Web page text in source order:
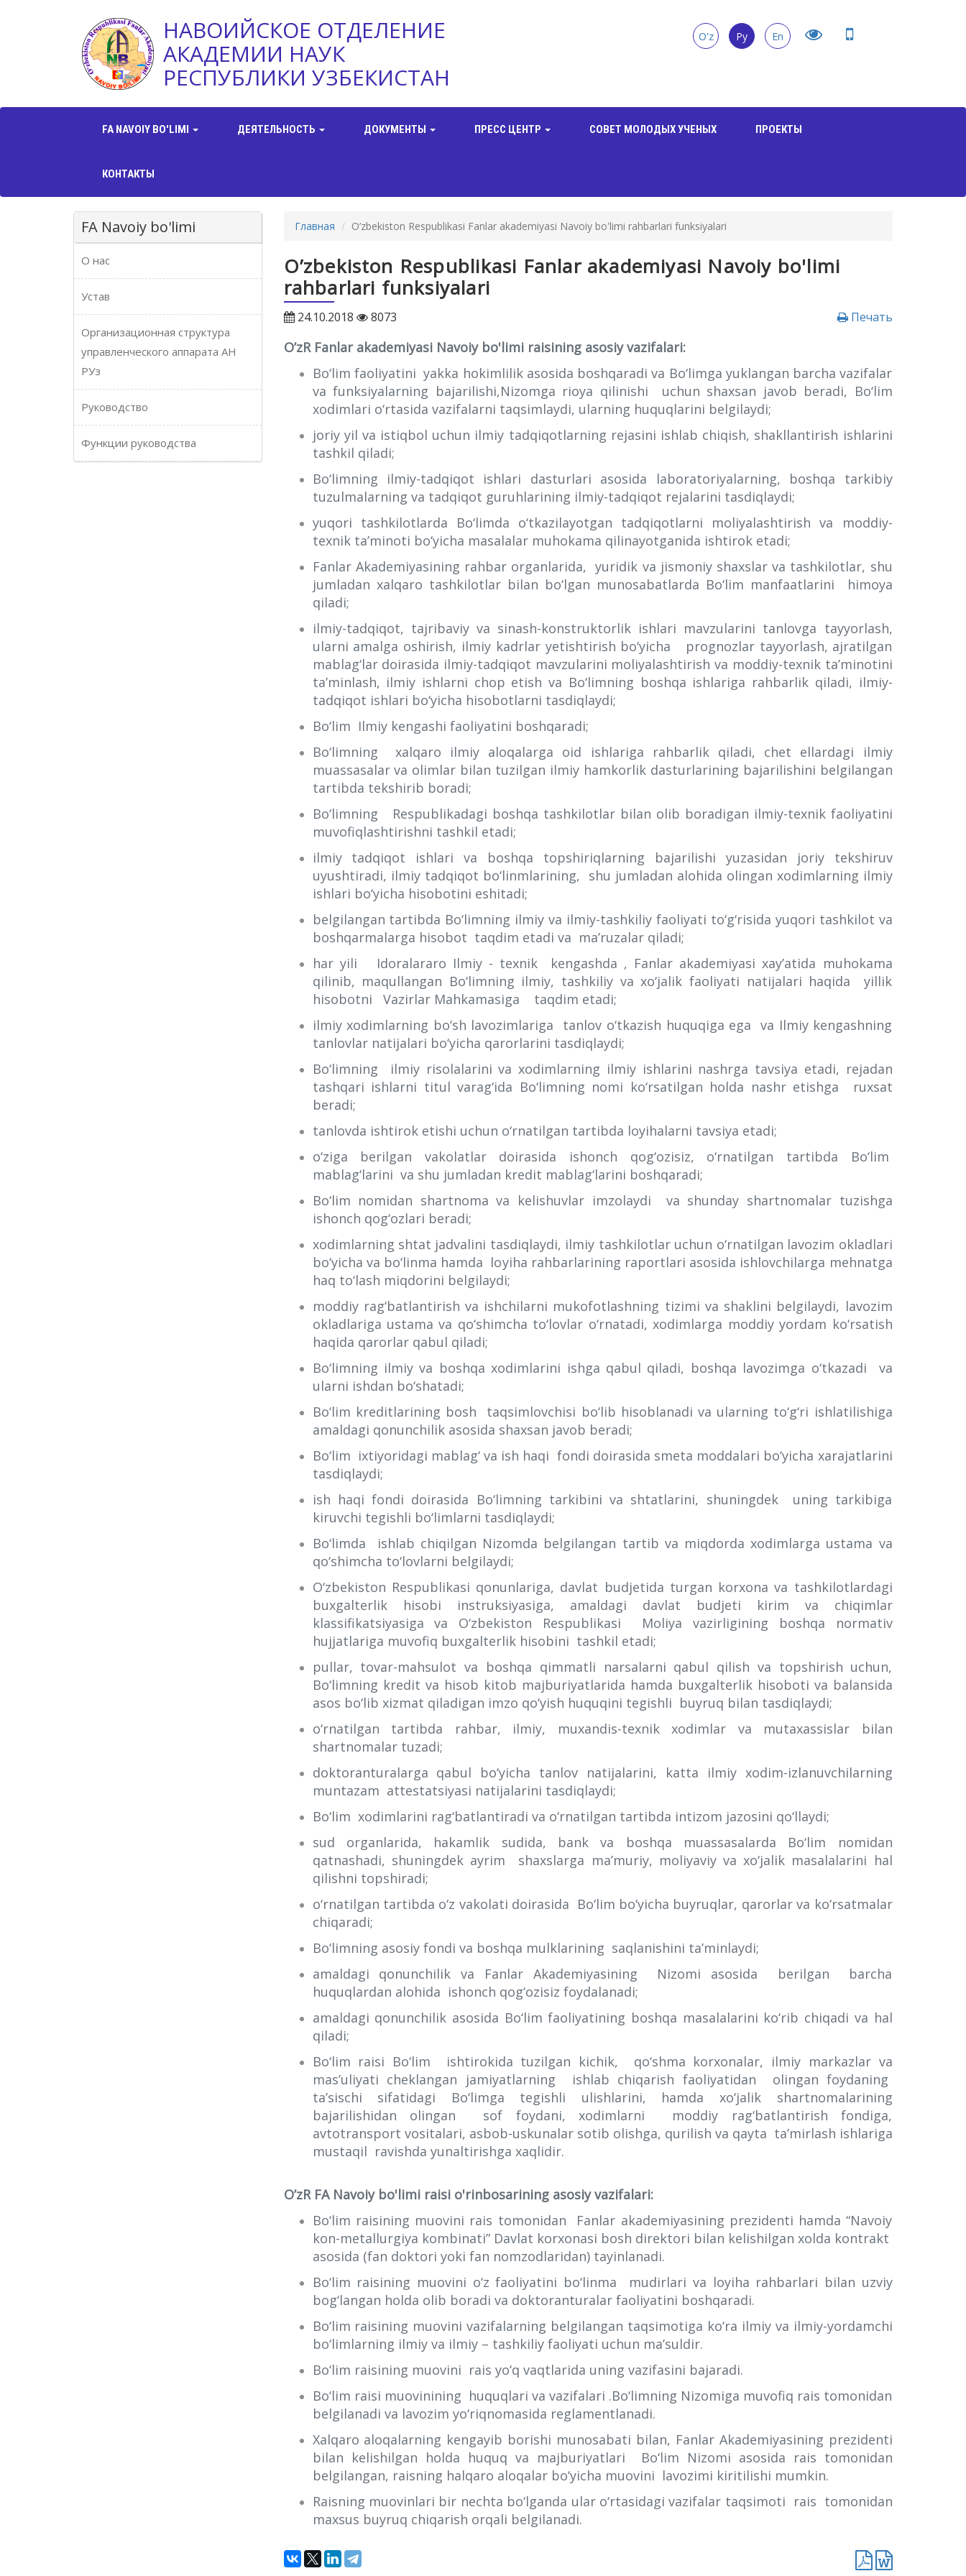
НАВОИЙСКОЕ ОТДЕЛЕНИЕ
АКАДЕМИИ НАУК
РЕСПУБЛИКИ УЗБЕКИСТАН
O'z Ру En
FA NAVOIY BO'LIMI ДЕЯТЕЛЬНОСТЬ ДОКУМЕНТЫ ПРЕСС ЦЕНТР СОВЕТ МОЛОДЫХ УЧЕНЫХ ПРОЕКТЫ
КОНТАКТЫ
FA Navoiy bo'limi
О нас
Устав
Организационная структура
управленческого аппарата АН
РУз
Руководство
Функции руководства
Главная O’zbekiston Respublikasi Fanlar akademiyasi Navoiy bo'limi rahbarlari funksiyalari
O’zbekiston Respublikasi Fanlar akademiyasi Navoiy bo'limi
rahbarlari funksiyalari
24.10.2018 8073 Печать
O’zR Fanlar akademiyasi Navoiy bo'limi raisining asosiy vazifalari:
Bo‘lim faoliyatini yakka hokimlilik asosida boshqaradi va Bo‘limga yuklangan barcha vazifalar
va funksiyalarning bajarilishi,Nizomga rioya qilinishi uchun shaxsan javob beradi, Bo‘lim
xodimlari o‘rtasida vazifalarni taqsimlaydi, ularning huquqlarini belgilaydi;
joriy yil va istiqbol uchun ilmiy tadqiqotlarning rejasini ishlab chiqish, shakllantirish ishlarini
tashkil qiladi;
Bo‘limning ilmiy-tadqiqot ishlari dasturlari asosida laboratoriyalarning, boshqa tarkibiy
tuzulmalarning va tadqiqot guruhlarining ilmiy-tadqiqot rejalarini tasdiqlaydi;
yuqori tashkilotlarda Bo‘limda o‘tkazilayotgan tadqiqotlarni moliyalashtirish va moddiy-
texnik ta’minoti bo‘yicha masalalar muhokama qilinayotganida ishtirok etadi;
Fanlar Akademiyasining rahbar organlarida, yuridik va jismoniy shaxslar va tashkilotlar, shu
jumladan xalqaro tashkilotlar bilan bo‘lgan munosabatlarda Bo‘lim manfaatlarini himoya
qiladi;
ilmiy-tadqiqot, tajribaviy va sinash-konstruktorlik ishlari mavzularini tanlovga tayyorlash,
ularni amalga oshirish, ilmiy kadrlar yetishtirish bo‘yicha prognozlar tayyorlash, ajratilgan
mablag‘lar doirasida ilmiy-tadqiqot mavzularini moliyalashtirish va moddiy-texnik ta’minotini
ta’minlash, ilmiy ishlarni chop etish va Bo‘limning boshqa ishlariga rahbarlik qiladi, ilmiy-
tadqiqot ishlari bo‘yicha hisobotlarni tasdiqlaydi;
Bo‘lim Ilmiy kengashi faoliyatini boshqaradi;
Bo‘limning xalqaro ilmiy aloqalarga oid ishlariga rahbarlik qiladi, chet ellardagi ilmiy
muassasalar va olimlar bilan tuzilgan ilmiy hamkorlik dasturlarining bajarilishini belgilangan
tartibda tekshirib boradi;
Bo‘limning Respublikadagi boshqa tashkilotlar bilan olib boradigan ilmiy-texnik faoliyatini
muvofiqlashtirishni tashkil etadi;
ilmiy tadqiqot ishlari va boshqa topshiriqlarning bajarilishi yuzasidan joriy tekshiruv
uyushtiradi, ilmiy tadqiqot bo‘linmlarining, shu jumladan alohida olingan xodimlarning ilmiy
ishlari bo‘yicha hisobotini eshitadi;
belgilangan tartibda Bo‘limning ilmiy va ilmiy-tashkiliy faoliyati to‘g‘risida yuqori tashkilot va
boshqarmalarga hisobot taqdim etadi va ma’ruzalar qiladi;
har yili Idoralararo Ilmiy - texnik kengashda , Fanlar akademiyasi xay’atida muhokama
qilinib, maqullangan Bo‘limning ilmiy, tashkiliy va xo‘jalik faoliyati natijalari haqida yillik
hisobotni Vazirlar Mahkamasiga taqdim etadi;
ilmiy xodimlarning bo‘sh lavozimlariga tanlov o‘tkazish huquqiga ega va Ilmiy kengashning
tanlovlar natijalari bo‘yicha qarorlarini tasdiqlaydi;
Bo‘limning ilmiy risolalarini va xodimlarning ilmiy ishlarini nashrga tavsiya etadi, rejadan
tashqari ishlarni titul varag‘ida Bo‘limning nomi ko‘rsatilgan holda nashr etishga ruxsat
beradi;
tanlovda ishtirok etishi uchun o‘rnatilgan tartibda loyihalarni tavsiya etadi;
o‘ziga berilgan vakolatlar doirasida ishonch qog‘ozisiz, o‘rnatilgan tartibda Bo‘lim
mablag‘larini va shu jumladan kredit mablag‘larini boshqaradi;
Bo‘lim nomidan shartnoma va kelishuvlar imzolaydi va shunday shartnomalar tuzishga
ishonch qog‘ozlari beradi;
xodimlarning shtat jadvalini tasdiqlaydi, ilmiy tashkilotlar uchun o‘rnatilgan lavozim okladlari
bo‘yicha va bo‘linma hamda loyiha rahbarlarining raportlari asosida ishlovchilarga mehnatga
haq to‘lash miqdorini belgilaydi;
moddiy rag‘batlantirish va ishchilarni mukofotlashning tizimi va shaklini belgilaydi, lavozim
okladlariga ustama va qo‘shimcha to‘lovlar o‘rnatadi, xodimlarga moddiy yordam ko‘rsatish
haqida qarorlar qabul qiladi;
Bo‘limning ilmiy va boshqa xodimlarini ishga qabul qiladi, boshqa lavozimga o‘tkazadi va
ularni ishdan bo‘shatadi;
Bo‘lim kreditlarining bosh taqsimlovchisi bo‘lib hisoblanadi va ularning to‘g‘ri ishlatilishiga
amaldagi qonunchilik asosida shaxsan javob beradi;
Bo‘lim ixtiyoridagi mablag‘ va ish haqi fondi doirasida smeta moddalari bo‘yicha xarajatlarini
tasdiqlaydi;
ish haqi fondi doirasida Bo‘limning tarkibini va shtatlarini, shuningdek uning tarkibiga
kiruvchi tegishli bo‘limlarni tasdiqlaydi;
Bo‘limda ishlab chiqilgan Nizomda belgilangan tartib va miqdorda xodimlarga ustama va
qo‘shimcha to‘lovlarni belgilaydi;
O‘zbekiston Respublikasi qonunlariga, davlat budjetida turgan korxona va tashkilotlardagi
buxgalterlik hisobi instruksiyasiga, amaldagi davlat budjeti kirim va chiqimlar
klassifikatsiyasiga va O‘zbekiston Respublikasi Moliya vazirligining boshqa normativ
hujjatlariga muvofiq buxgalterlik hisobini tashkil etadi;
pullar, tovar-mahsulot va boshqa qimmatli narsalarni qabul qilish va topshirish uchun,
Bo‘limning kredit va hisob kitob majburiyatlarida hamda buxgalterlik hisoboti va balansida
asos bo‘lib xizmat qiladigan imzo qo‘yish huquqini tegishli buyruq bilan tasdiqlaydi;
o‘rnatilgan tartibda rahbar, ilmiy, muxandis-texnik xodimlar va mutaxassislar bilan
shartnomalar tuzadi;
doktoranturalarga qabul bo‘yicha tanlov natijalarini, katta ilmiy xodim-izlanuvchilarning
muntazam attestatsiyasi natijalarini tasdiqlaydi;
Bo‘lim xodimlarini rag‘batlantiradi va o‘rnatilgan tartibda intizom jazosini qo‘llaydi;
sud organlarida, hakamlik sudida, bank va boshqa muassasalarda Bo‘lim nomidan
qatnashadi, shuningdek ayrim shaxslarga ma’muriy, moliyaviy va xo‘jalik masalalarini hal
qilishni topshiradi;
o‘rnatilgan tartibda o‘z vakolati doirasida Bo‘lim bo‘yicha buyruqlar, qarorlar va ko‘rsatmalar
chiqaradi;
Bo‘limning asosiy fondi va boshqa mulklarining saqlanishini ta’minlaydi;
amaldagi qonunchilik va Fanlar Akademiyasining Nizomi asosida berilgan barcha
huquqlardan alohida ishonch qog‘ozisiz foydalanadi;
amaldagi qonunchilik asosida Bo‘lim faoliyatining boshqa masalalarini ko‘rib chiqadi va hal
qiladi;
Bo‘lim raisi Bo‘lim ishtirokida tuzilgan kichik, qo‘shma korxonalar, ilmiy markazlar va
mas’uliyati cheklangan jamiyatlarning ishlab chiqarish faoliyatidan olingan foydaning
ta’sischi sifatidagi Bo‘limga tegishli ulishlarini, hamda xo‘jalik shartnomalarining
bajarilishidan olingan sof foydani, xodimlarni moddiy rag‘batlantirish fondiga,
avtotransport vositalari, asbob-uskunalar sotib olishga, qurilish va qayta ta’mirlash ishlariga
mustaqil ravishda yunaltirishga xaqlidir.
O’zR FA Navoiy bo'limi raisi o'rinbosarining asosiy vazifalari:
Bo‘lim raisining muovini rais tomonidan Fanlar akademiyasining prezidenti hamda “Navoiy
kon-metallurgiya kombinati” Davlat korxonasi bosh direktori bilan kelishilgan xolda kontrakt
asosida (fan doktori yoki fan nomzodlaridan) tayinlanadi.
Bo‘lim raisining muovini o‘z faoliyatini bo‘linma mudirlari va loyiha rahbarlari bilan uzviy
bog‘langan holda olib boradi va doktoranturalar faoliyatini boshqaradi.
Bo‘lim raisining muovini vazifalarning belgilangan taqsimotiga ko‘ra ilmiy va ilmiy-yordamchi
bo‘limlarning ilmiy va ilmiy – tashkiliy faoliyati uchun ma’suldir.
Bo‘lim raisining muovini rais yo‘q vaqtlarida uning vazifasini bajaradi.
Bo‘lim raisi muovinining huquqlari va vazifalari .Bo‘limning Nizomiga muvofiq rais tomonidan
belgilanadi va lavozim yo‘riqnomasida reglamentlanadi.
Xalqaro aloqalarning kengayib borishi munosabati bilan, Fanlar Akademiyasining prezidenti
bilan kelishilgan holda huquq va majburiyatlari Bo‘lim Nizomi asosida rais tomonidan
belgilangan, raisning halqaro aloqalar bo‘yicha muovini lavozimi kiritilishi mumkin.
Raisning muovinlari bir nechta bo‘lganda ular o‘rtasidagi vazifalar taqsimoti rais tomonidan
maxsus buyruq chiqarish orqali belgilanadi.